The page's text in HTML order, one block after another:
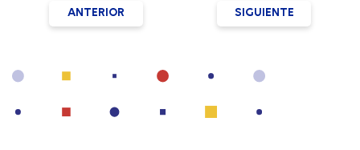
ANTERIOR SIGUIENTE